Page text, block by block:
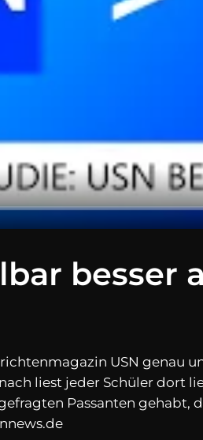
besser
USN genau
liest jeder Schüler dort
Passanten gehabt,